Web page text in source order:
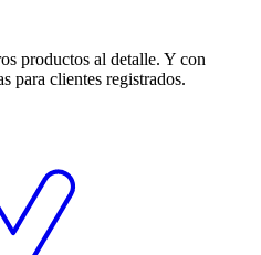
productos al detalle. Y con
para clientes registrados.